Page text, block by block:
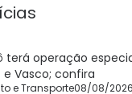
terá operação
e Vasco; confira
e Transporte08/08/2026